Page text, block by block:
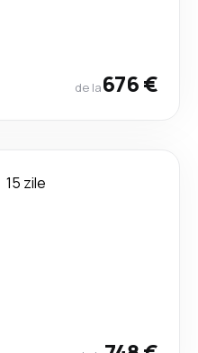
de la676 €
15 zile